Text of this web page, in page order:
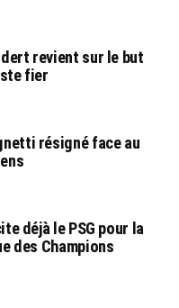
revient sur le but
fier
résigné face au
déjà le PSG pour la
des Champions